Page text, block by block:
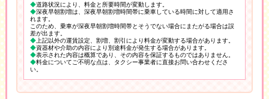
道路状況により、料金と所要時間が変動します。
深夜早朝割増は、深夜早朝割増時間帯に乗車している時間に対して適用さ
れます。
このため、乗車が深夜早朝割増時間帯とそうでない場合にまたがる場合は誤
差が出ます。
上記以外の運賃設定、割増、割引により料金が変動する場合があります。
資器材や介助の内容により別途料金が発生する場合があります。
表示された内容は概算であり、その内容を保証するものではありません。
料金についてご不明な点は、タクシー事業者に直接お問い合わせくださ
い。